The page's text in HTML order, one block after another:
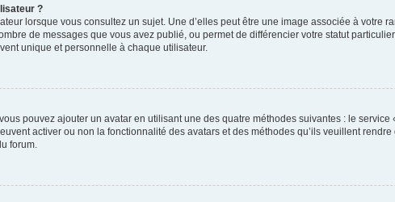
?
lorsque vous consultez un sujet. Une d’elles peut être une image associée à votre
de messages que vous avez publié, ou permet de différencier votre statut
unique et personnelle à chaque utilisateur.
pouvez ajouter un avatar en utilisant une des quatre méthodes suivantes : le
activer ou non la fonctionnalité des avatars et des méthodes qu’ils veuillent
forum.